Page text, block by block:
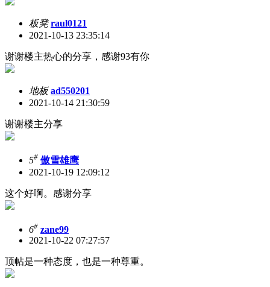
板凳 raul0121
2021-10-13 23:35:14
谢谢楼主热心的分享，感谢93有你
地板 ad550201
2021-10-14 21:30:59
谢谢楼主分享
5# 傲雪雄鹰
2021-10-19 12:09:12
这个好啊。感谢分享
6# zane99
2021-10-22 07:27:57
顶帖是一种态度，也是一种尊重。